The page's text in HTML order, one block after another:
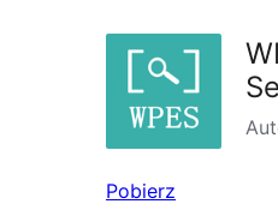
Pobierz